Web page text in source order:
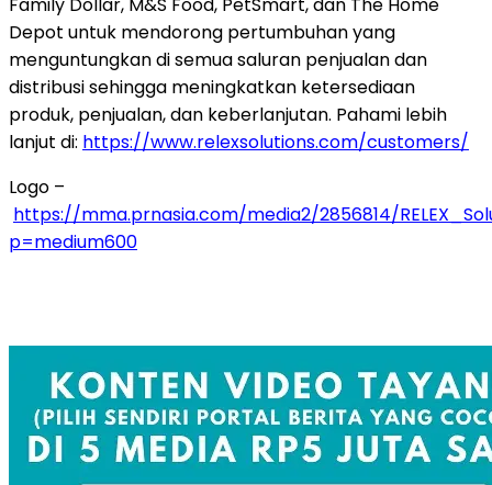
Depot untuk mendorong pertumbuhan yang
menguntungkan di semua saluran penjualan dan
distribusi sehingga meningkatkan ketersediaan
produk, penjualan, dan keberlanjutan. Pahami lebih
lanjut di: https://www.relexsolutions.com/customers/
Logo –
https://mma.prnasia.com/media2/2856814/
p=medium600